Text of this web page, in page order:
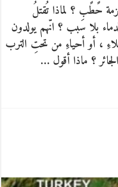
حًطًب ؟ لماذا تُقتلُ
بلا سَبب ؟ انّهم يولدون
، أو أحياءِ من تحتِ الترب
؟ ماذا أقول …